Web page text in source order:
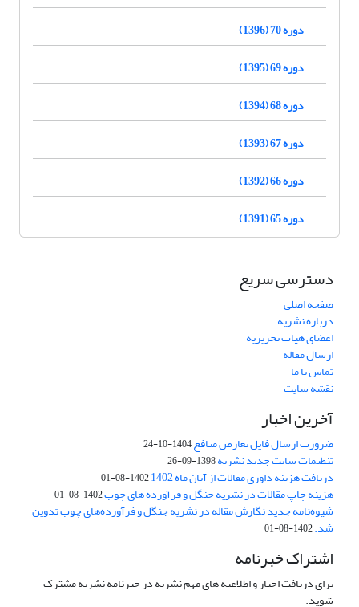
دوره 70 (1396)
دوره 69 (1395)
دوره 68 (1394)
دوره 67 (1393)
دوره 66 (1392)
دوره 65 (1391)
دسترسی سریع
صفحه اصلی
درباره نشریه
اعضای هیات تحریریه
ارسال مقاله
تماس با ما
نقشه سایت
آخرین اخبار
ضرورت ارسال فایل تعارض منافع1404-10-24
تنظیمات سایت جدید نشریه1398-09-26
دریافت هزینه داوری مقالات از آبان ماه 1402 1402-08-01
هزینه چاپ مقالات در نشریه جنگل و فرآورده های چوب1402-08-01
شیوه‌نامه جدید نگارش مقاله در نشریه جنگل و فرآورده‌های چوب تدوین
شد.1402-08-01
اشتراک خبرنامه
برای دریافت اخبار و اطلاعیه های مهم نشریه در خبرنامه نشریه مشترک
شوید.